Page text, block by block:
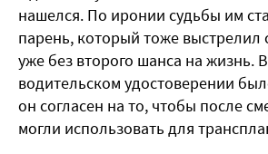
нашелся. По иронии судьбы им
парень, который тоже выстрелил
уже без второго шанса на жизнь.
водительском удостоверении
он согласен на то, чтобы после
могли использовать для